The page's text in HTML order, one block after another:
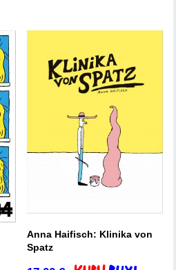
Anna Haifisch: Klinika von
Spatz